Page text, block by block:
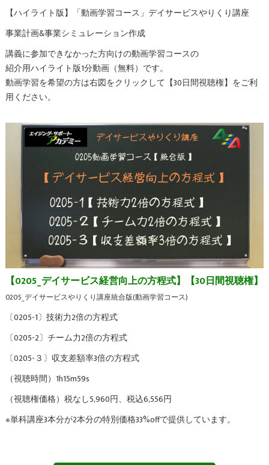
【ハイライト版】「動画学習コース」デイサービスやりくり講座
事業計画&事業シミュレーション作成
講義に参加できなかった方向けの動画学習コースの
紹介用ハイライト版1分動画（無料）です。
動画学習を希望の方は右図をクリックして【30日間視聴権】をご利
用ください。
【0205_デイサービス経営向上の方程式】【30日間視聴権】
0205_デイサービスやりくり講座統合版(動画学習コース)
〔0205-1〕技術力2倍の方程式
〔0205-2〕チーム力2倍の方程式
〔0205-３〕収支差額率3倍の方程式
（視聴時間）1h15m59s
（視聴権価格）税なし5,960円、税込6,556円
※単科講座3本分が2本分の特別価格33%offで提供しています。